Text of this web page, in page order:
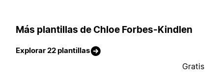
Más plantillas de Chloe Forbes-Kindlen
Explorar 22 plantillas
Gratis